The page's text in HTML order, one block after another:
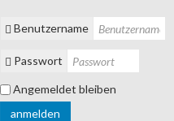
Benutzername
Passwort
Angemeldet bleiben
anmelden